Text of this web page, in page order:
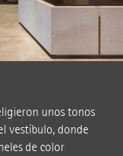
unos tonos
vestíbulo, donde
de color